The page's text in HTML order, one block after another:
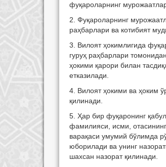
фуқароларнинг
2. Фуқароларнинг
раҳбарлари ва котибият
3. Вилоят ҳокимлигида
гуруҳ раҳбарлари
ҳокими қарори билан
етказилади.
4. Вилоят ҳокими ва ҳоким
қилинади.
5. Ҳар бир фуқаронинг
фамилияси, исми,
варақаси умумий бўлимда
юборилади ва унинг
шахсан назорат қилинади.